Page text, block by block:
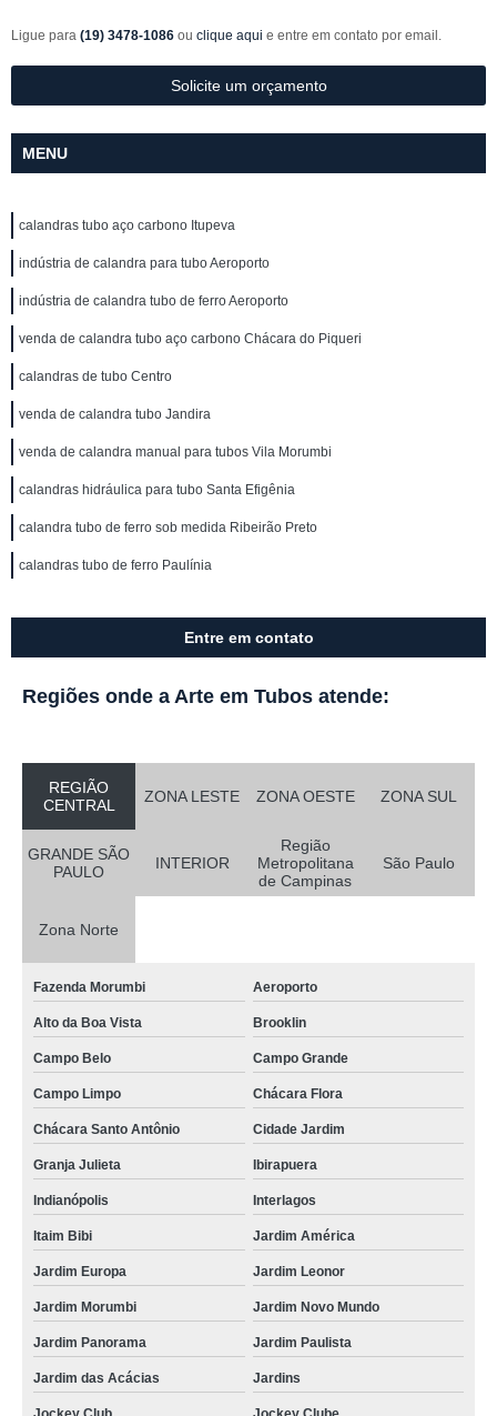
Ligue para (19) 3478-1086 ou clique aqui e entre em contato por email.
Solicite um orçamento
MENU
calandras tubo aço carbono Itupeva
indústria de calandra para tubo Aeroporto
indústria de calandra tubo de ferro Aeroporto
venda de calandra tubo aço carbono Chácara do Piqueri
calandras de tubo Centro
venda de calandra tubo Jandira
venda de calandra manual para tubos Vila Morumbi
calandras hidráulica para tubo Santa Efigênia
calandra tubo de ferro sob medida Ribeirão Preto
calandras tubo de ferro Paulínia
Entre em contato
Regiões onde a Arte em Tubos atende:
REGIÃO
CENTRAL
ZONA LESTE ZONA OESTE ZONA SUL
GRANDE SÃO
PAULO
INTERIOR
Região
Metropolitana
de Campinas
São Paulo
Zona Norte
Fazenda Morumbi Aeroporto
Alto da Boa Vista Brooklin
Campo Belo Campo Grande
Campo Limpo Chácara Flora
Chácara Santo Antônio Cidade Jardim
Granja Julieta Ibirapuera
Indianópolis Interlagos
Itaim Bibi Jardim América
Jardim Europa Jardim Leonor
Jardim Morumbi Jardim Novo Mundo
Jardim Panorama Jardim Paulista
Jardim das Acácias Jardins